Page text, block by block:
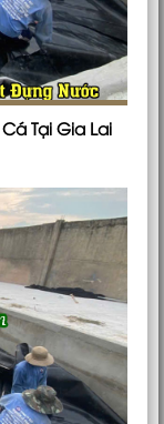
Tại Gia Lai